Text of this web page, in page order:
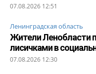
07.08.2026 12:51
Ленинградская область
Жители Ленобласти
лисичками в
07.08.2026 12:30